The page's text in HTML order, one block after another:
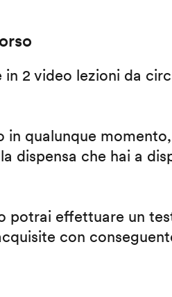
in 2 video lezioni da
in qualunque
dispensa che hai a
potrai effettuare un
con